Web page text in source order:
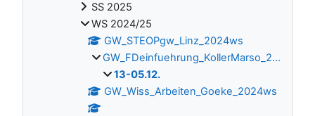
SS 2025
WS 2024/25
GW_STEOPgw_Linz_2024ws
GW_FDeinfuehrung_KollerMarso_2...
13-05.12.
GW_Wiss_Arbeiten_Goeke_2024ws